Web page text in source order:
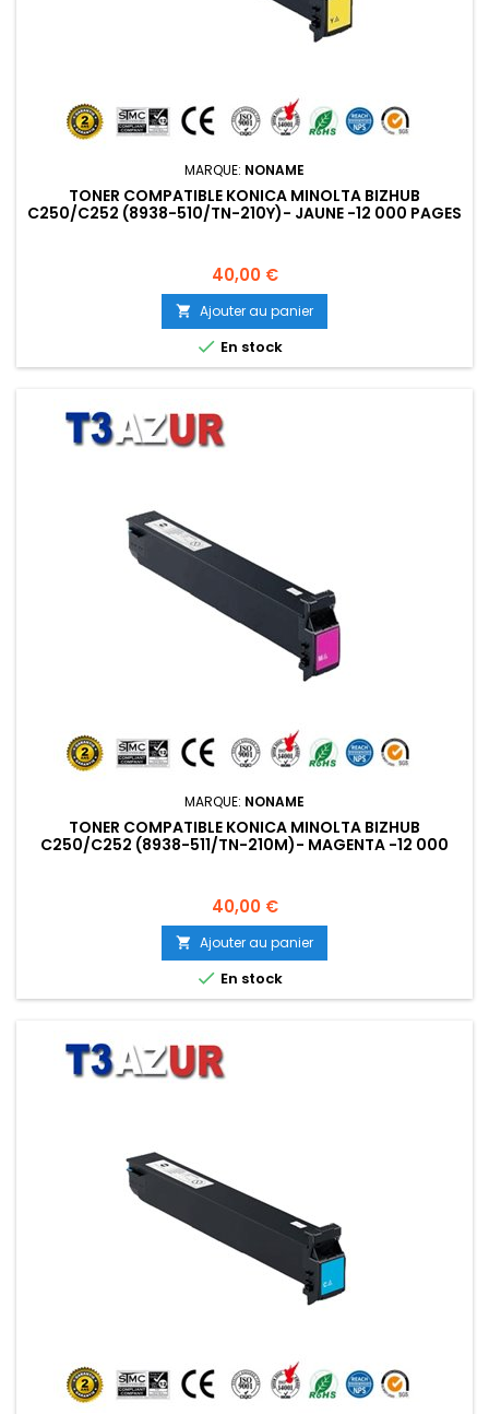
MARQUE: NONAME
TONER COMPATIBLE KONICA MINOLTA BIZHUB
C250/C252 (8938-510/TN-210Y)- JAUNE -12 000 PAGES
Prix
40,00 €
 Ajouter au panier
 En stock
MARQUE: NONAME
TONER COMPATIBLE KONICA MINOLTA BIZHUB
C250/C252 (8938-511/TN-210M)- MAGENTA -12 000
Prix
40,00 €
 Ajouter au panier
 En stock